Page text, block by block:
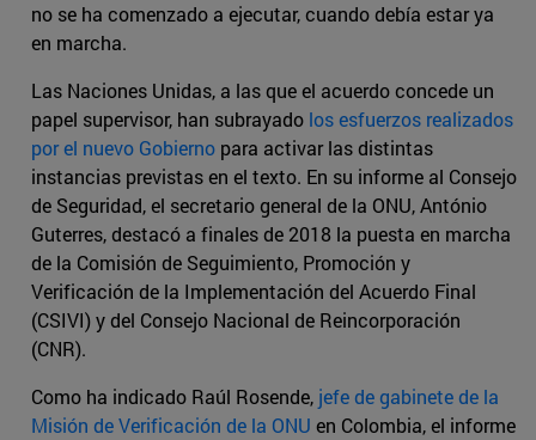
no se ha comenzado a ejecutar, cuando debía estar ya
en marcha.
Las Naciones Unidas, a las que el acuerdo concede un
papel supervisor, han subrayado los esfuerzos realizados
por el nuevo Gobierno para activar las distintas
instancias previstas en el texto. En su informe al Consejo
de Seguridad, el secretario general de la ONU, António
Guterres, destacó a finales de 2018 la puesta en marcha
de la Comisión de Seguimiento, Promoción y
Verificación de la Implementación del Acuerdo Final
(CSIVI) y del Consejo Nacional de Reincorporación
(CNR).
Como ha indicado Raúl Rosende, jefe de gabinete de la
Misión de Verificación de la ONU en Colombia, el informe